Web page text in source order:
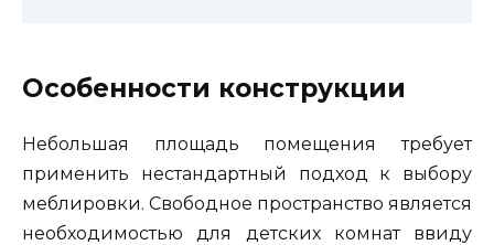
Особенности конструкции
Небольшая площадь помещения требует
применить нестандартный подход к выбору
меблировки. Свободное пространство является
необходимостью для детских комнат ввиду